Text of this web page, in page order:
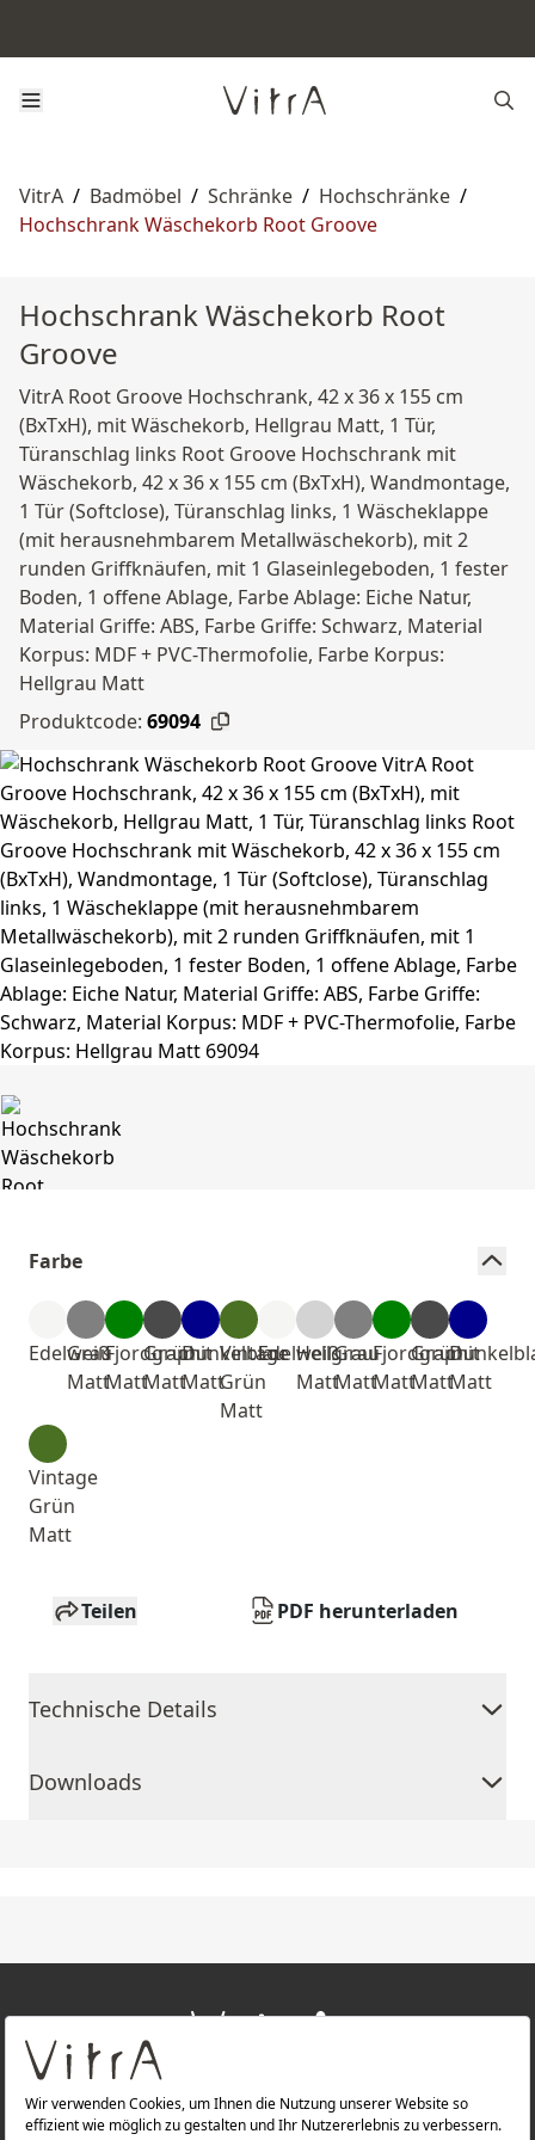
VitrA / Badmöbel / Schränke / Hochschränke /
Hochschrank Wäschekorb Root Groove
Hochschrank Wäschekorb Root
Groove
VitrA Root Groove Hochschrank, 42 x 36 x 155 cm
(BxTxH), mit Wäschekorb, Hellgrau Matt, 1 Tür,
Türanschlag links Root Groove Hochschrank mit
Wäschekorb, 42 x 36 x 155 cm (BxTxH), Wandmontage,
1 Tür (Softclose), Türanschlag links, 1 Wäscheklappe
(mit herausnehmbarem Metallwäschekorb), mit 2
runden Griffknäufen, mit 1 Glaseinlegeboden, 1 fester
Boden, 1 offene Ablage, Farbe Ablage: Eiche Natur,
Material Griffe: ABS, Farbe Griffe: Schwarz, Material
Korpus: MDF + PVC-Thermofolie, Farbe Korpus:
Hellgrau Matt
Produktcode: 69094
Farbe
Edelweiß
Grau
Matt
Fjordgrün
Matt
Graphit
Matt
Dunkelblau
Matt
Vintage
Grün
Matt
Edelweiß
Hellgrau
Matt
Grau
Matt
Fjordgrün
Matt
Graphit
MattMatt
Vintage
Grün
Matt
Teilen PDF herunterladen
Technische Details
Downloads